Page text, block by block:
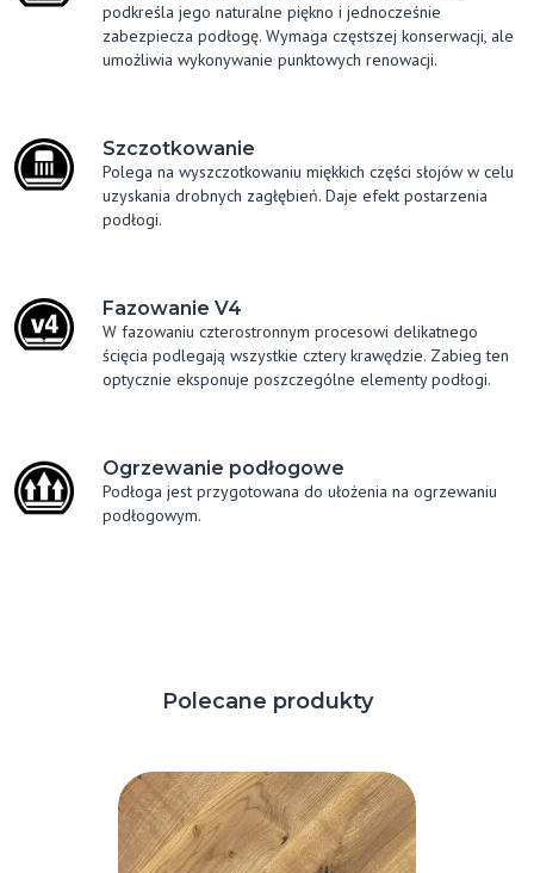
podkreśla jego naturalne piękno i jednocześnie
zabezpiecza podłogę. Wymaga częstszej konserwacji, ale
umożliwia wykonywanie punktowych renowacji.
Szczotkowanie
Polega na wyszczotkowaniu miękkich części słojów w celu
uzyskania drobnych zagłębień. Daje efekt postarzenia
podłogi.
Fazowanie V4
W fazowaniu czterostronnym procesowi delikatnego
ścięcia podlegają wszystkie cztery krawędzie. Zabieg ten
optycznie eksponuje poszczególne elementy podłogi.
Ogrzewanie podłogowe
Podłoga jest przygotowana do ułożenia na ogrzewaniu
podłogowym.
Polecane produkty